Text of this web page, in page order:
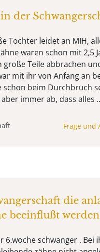
der
Tochter leidet an MIH,
waren schon mit 2,5
große Teile abbrachen
mit ihr von Anfang an
schon beim Durchbruch
immer ab, dass alles
Frage und
die
beeinflußt werden
6.woche schwanger . Bei